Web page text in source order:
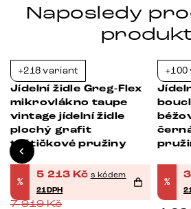
Naposledy
+218 variant
Jídelní židle Greg-Flex
mikrovlákno taupe
vintage jídelní židle
plochý grafit
taštičkové pružiny
%
5 213 Kč s kódem
21DPH
7 919Kč
%